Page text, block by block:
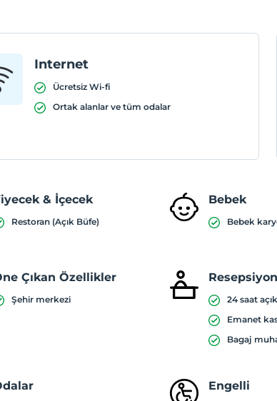
Internet
Ücretsiz Wi-fi
Ortak alanlar ve tüm odalar
& İçecek
Restoran (Açık Büfe)
Bebek
Bebek
Çıkan Özellikler
Şehir merkezi
24 saat
Emanet
Bagaj
Engelli